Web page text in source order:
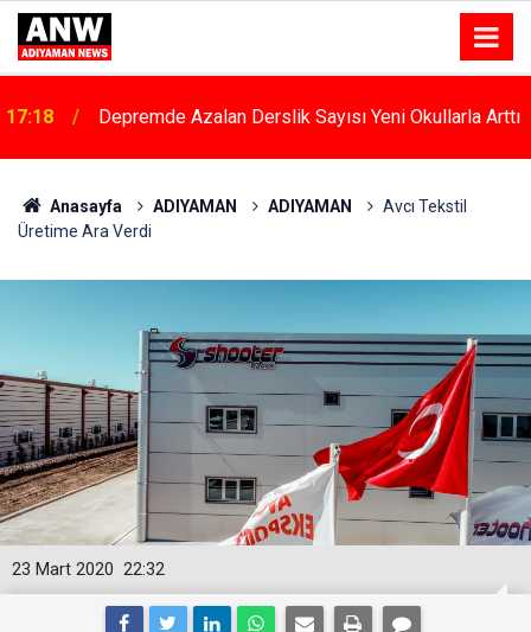
17:18 Depremde Azalan Derslik Sayısı Yeni Okullarla Arttı
Anasayfa ADIYAMAN ADIYAMAN
Avcı Tekstil
Üretime Ara Verdi
22:32
23 Mart 2020